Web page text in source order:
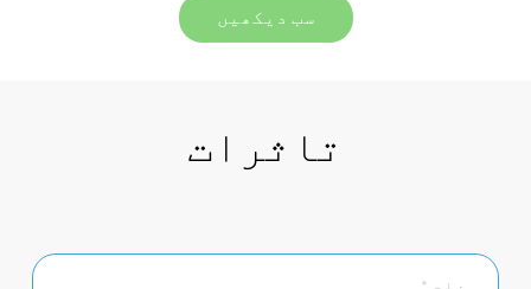
سب دیکھیں
تاثرات